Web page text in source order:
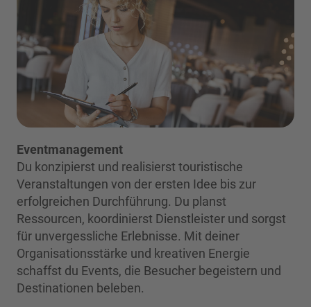
Eventmanagement
Du konzipierst und realisierst touristische
Veranstaltungen von der ersten Idee bis zur
erfolgreichen Durchführung. Du planst
Ressourcen, koordinierst Dienstleister und sorgst
für unvergessliche Erlebnisse. Mit deiner
Organisationsstärke und kreativen Energie
schaffst du Events, die Besucher begeistern und
Destinationen beleben.